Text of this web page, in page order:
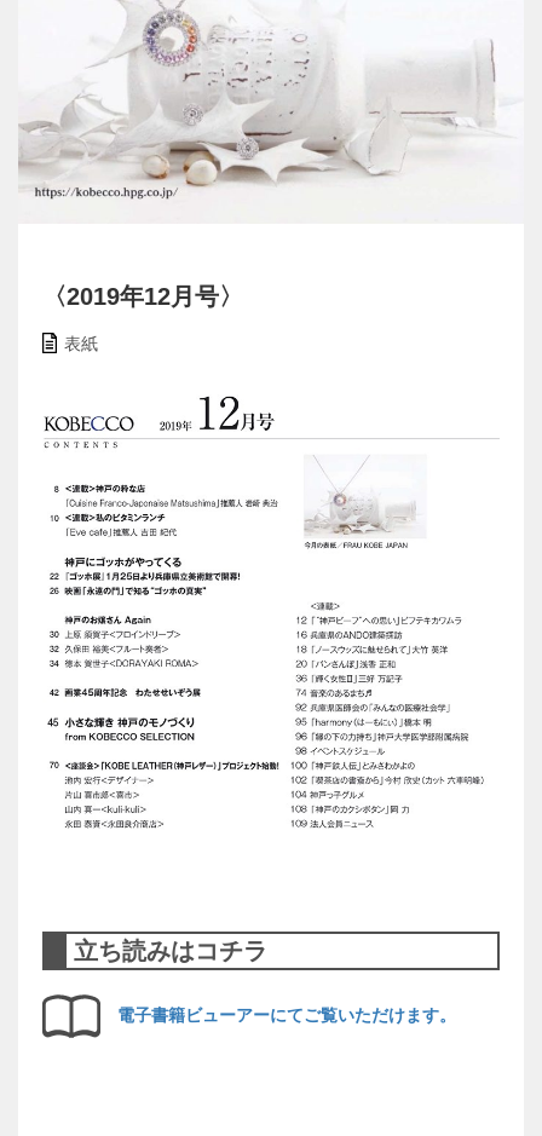
〈2019年12月号〉
表紙
立ち読みはコチラ
電子書籍ビューアーにてご覧いただけます。